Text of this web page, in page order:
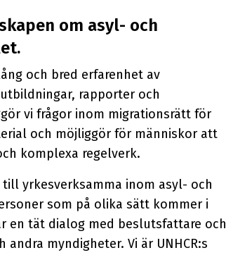
om asyl- och
och bred erfarenhet av
rapporter och
vi frågor inom migrationsrätt för
och möjliggör för människor att
komplexa regelverk.
yrkesverksamma inom asyl- och
som på olika sätt kommer i
en tät dialog med beslutsfattare och
myndigheter. Vi är UNHCR:s